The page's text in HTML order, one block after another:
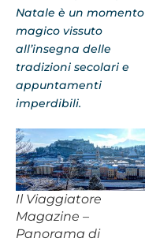
Natale è un momento
magico vissuto
all’insegna delle
tradizioni secolari e
appuntamenti
imperdibili.
Il Viaggiatore
Magazine –
Panorama di